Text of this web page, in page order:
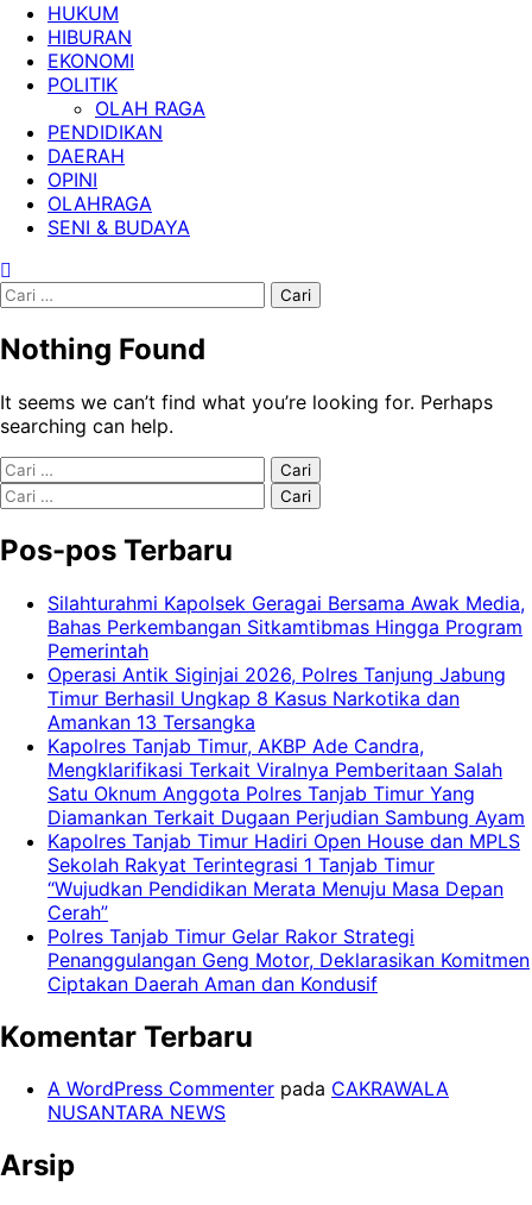
HUKUM
HIBURAN
EKONOMI
POLITIK
OLAH RAGA
PENDIDIKAN
DAERAH
OPINI
OLAHRAGA
SENI & BUDAYA
Cari
Nothing Found
It seems we can’t find what you’re looking for. Perhaps
searching can help.
Cari
untuk:
Cari
untuk:
Pos-pos Terbaru
Silahturahmi Kapolsek Geragai Bersama Awak Media,
Bahas Perkembangan Sitkamtibmas Hingga Program
Pemerintah
Operasi Antik Siginjai 2026, Polres Tanjung Jabung
Timur Berhasil Ungkap 8 Kasus Narkotika dan
Amankan 13 Tersangka
Kapolres Tanjab Timur, AKBP Ade Candra,
Mengklarifikasi Terkait Viralnya Pemberitaan Salah
Satu Oknum Anggota Polres Tanjab Timur Yang
Diamankan Terkait Dugaan Perjudian Sambung Ayam
Kapolres Tanjab Timur Hadiri Open House dan MPLS
Sekolah Rakyat Terintegrasi 1 Tanjab Timur
“Wujudkan Pendidikan Merata Menuju Masa Depan
Cerah”
Polres Tanjab Timur Gelar Rakor Strategi
Penanggulangan Geng Motor, Deklarasikan Komitmen
Ciptakan Daerah Aman dan Kondusif
Komentar Terbaru
A WordPress Commenter pada CAKRAWALA
NUSANTARA NEWS
Arsip